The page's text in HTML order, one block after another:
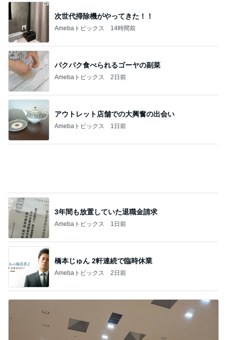
次世代掃除機がやってきた！！
Amebaトピックス 14時間前
パクパク食べられるゴーヤの副菜
Amebaトピックス 2日前
アウトレット店舗での大興奮の出会い
Amebaトピックス 1日前
3年間も放置していた退職金請求
Amebaトピックス 1日前
橋本じゅん 2軒連続で臨時休業
Amebaトピックス 2日前